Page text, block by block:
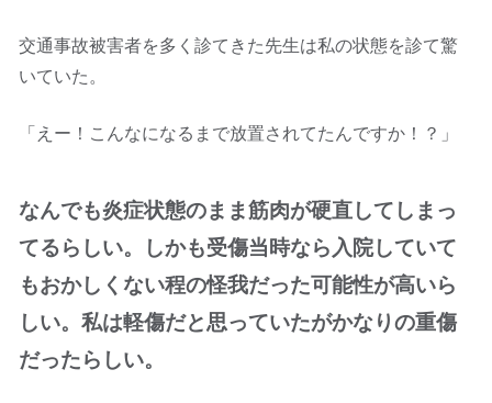
交通事故被害者を多く診てきた先生は私の状態を診て驚
いていた。
「えー！こんなになるまで放置されてたんですか！？」
なんでも炎症状態のまま筋肉が硬直してしまっ
てるらしい。しかも受傷当時なら入院していて
もおかしくない程の怪我だった可能性が高いら
しい。私は軽傷だと思っていたがかなりの重傷
だったらしい。